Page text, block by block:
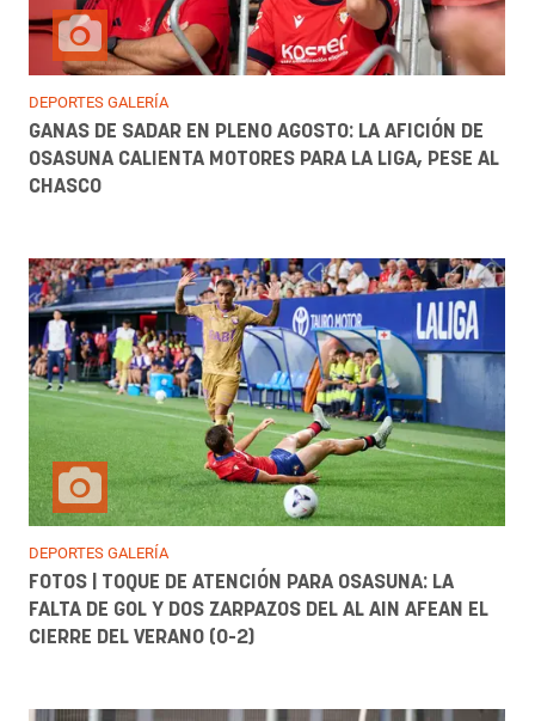
DEPORTES GALERÍA
GANAS DE SADAR EN PLENO AGOSTO: LA AFICIÓN DE
OSASUNA CALIENTA MOTORES PARA LA LIGA, PESE AL
CHASCO
DEPORTES GALERÍA
FOTOS | TOQUE DE ATENCIÓN PARA OSASUNA: LA
FALTA DE GOL Y DOS ZARPAZOS DEL AL AIN AFEAN EL
CIERRE DEL VERANO (0-2)